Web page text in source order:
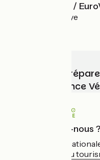
La Vélodyssée /
Roscoff > Hendaye
Choisissez,
vélo avec France
Qui sommes-nous ?
L'association
guide officiel du